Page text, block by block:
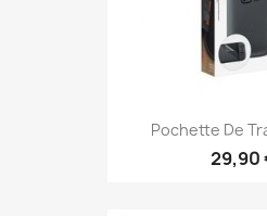
Pochette De
29,90